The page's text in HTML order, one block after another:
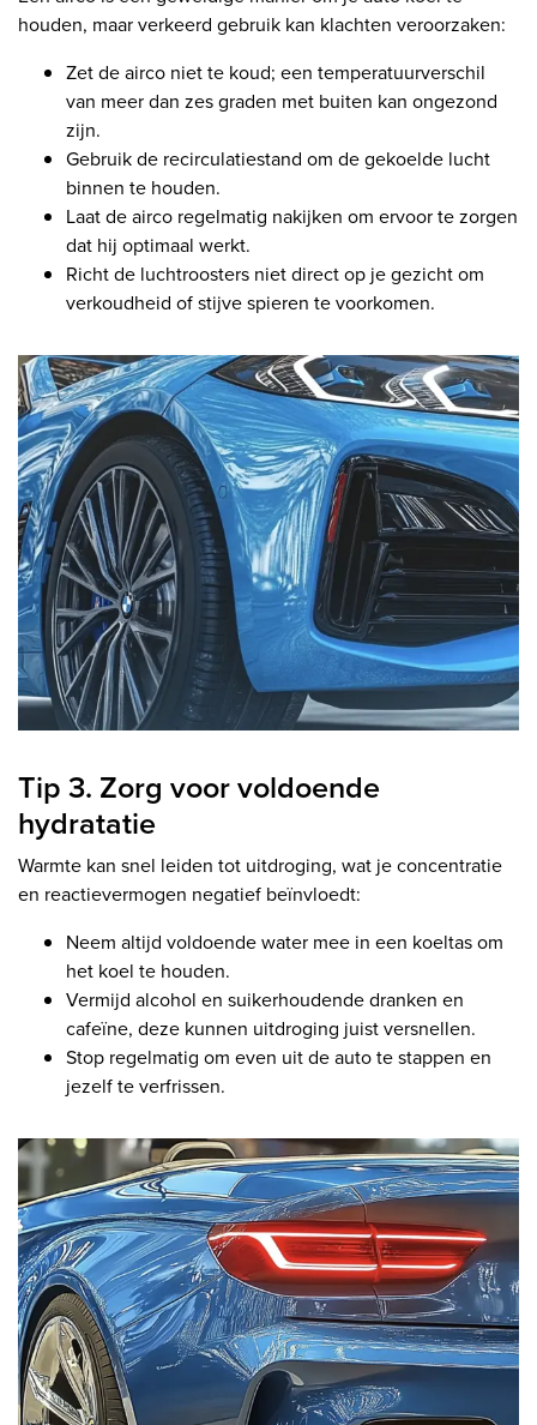
houden, maar verkeerd gebruik kan klachten veroorzaken:
Zet de airco niet te koud; een temperatuurverschil
van meer dan zes graden met buiten kan ongezond
zijn.
Gebruik de recirculatiestand om de gekoelde lucht
binnen te houden.
Laat de airco regelmatig nakijken om ervoor te zorgen
dat hij optimaal werkt.
Richt de luchtroosters niet direct op je gezicht om
verkoudheid of stijve spieren te voorkomen.
Tip 3. Zorg voor voldoende
hydratatie
Warmte kan snel leiden tot uitdroging, wat je concentratie
en reactievermogen negatief beïnvloedt:
Neem altijd voldoende water mee in een koeltas om
het koel te houden.
Vermijd alcohol en suikerhoudende dranken en
cafeïne, deze kunnen uitdroging juist versnellen.
Stop regelmatig om even uit de auto te stappen en
jezelf te verfrissen.